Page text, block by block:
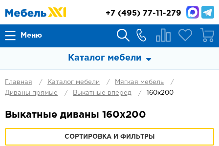
Меню
+7 (495) 77-11-279
Каталог мебели
Главная Каталог мебели
Мягкая мебель
Диваны прямые
Выкатные вперед 160х200
Выкатные диваны 160х200
СОРТИРОВКА И ФИЛЬТРЫ